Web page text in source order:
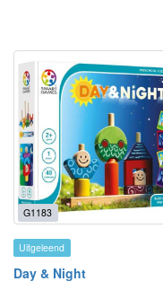
G1183
Uitgeleend
Day & Night